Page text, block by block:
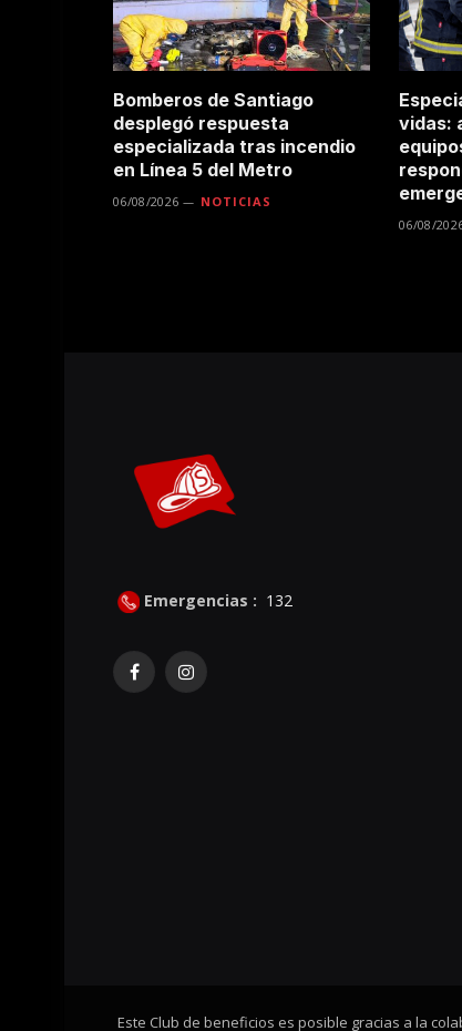
Bomberos de Santiago
desplegó respuesta
especializada tras incendio
en Línea 5 del Metro
06/08/2026 NOTICIAS
vidas:
06/08/
Emergencias : 132
FacebookInstagram
Este Club de beneficios es posible gracias a la